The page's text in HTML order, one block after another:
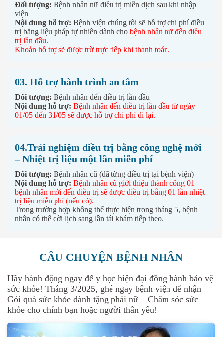
Đối tượng: Bệnh nhân nữ điều trị miễn dịch sau khi nhập
viện
Nội dung hỗ trợ: Bệnh viện chúng tôi sẽ hỗ trợ chi phí điều
trị bằng liệu pháp tự nhiên dành cho bệnh nhân nữ đến điều
trị lần đầu.
Khoản hỗ trợ sẽ được trừ trực tiếp khi thanh toán.
03. Hỗ trợ hành trình an tâm
Đối tượng: Bệnh nhân đến điều trị lần đầu
Nội dung hỗ trợ: Bệnh nhân đến điều trị lần đầu từ ngày
01/05 đến 31/05 sẽ được hỗ trợ chi phí đi lại.
04.Trải nghiệm điều trị bằng công nghệ mới
– Nhiệt trị liệu một lần miễn phí
Đối tượng: Bệnh nhân cũ (đã từng điều trị tại bệnh viện)
Nội dung hỗ trợ: Bệnh nhân cũ giới thiệu thành công 01
bệnh nhân mới đến điều trị sẽ được điều trị bằng 01 lần nhiệt
trị liệu miễn phí (nếu có).
Trong trường hợp không thể thực hiện trong tháng 5, bệnh
nhân có thể dời lịch sang lần tái khám tiếp theo.
CÂU CHUYỆN BỆNH NHÂN
Hãy hành động ngay để y học hiện đại đồng hành bảo vệ
sức khỏe! Tháng 3/2025, ghé ngay bệnh viện để nhận
Gói quà sức khỏe dành tặng phái nữ – Chăm sóc sức
khỏe cho chính bạn hoặc người thân yêu!